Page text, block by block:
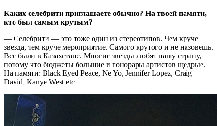
Каких селебрити приглашаете обычно? На твоей памяти,
кто был самым крутым?
— Селебрити — это тоже один из стереотипов. Чем круче
звезда, тем круче мероприятие. Самого крутого и не назовешь.
Все были в Казахстане. Многие звезды любят нашу страну,
потому что бюджеты большие и гонорары артистов щедрые.
На памяти: Black Eyed Peace, Ne Yo, Jennifer Lopez, Craig
David, Kanye West etc.